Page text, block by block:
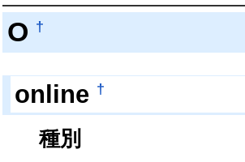
O †
online †
種別